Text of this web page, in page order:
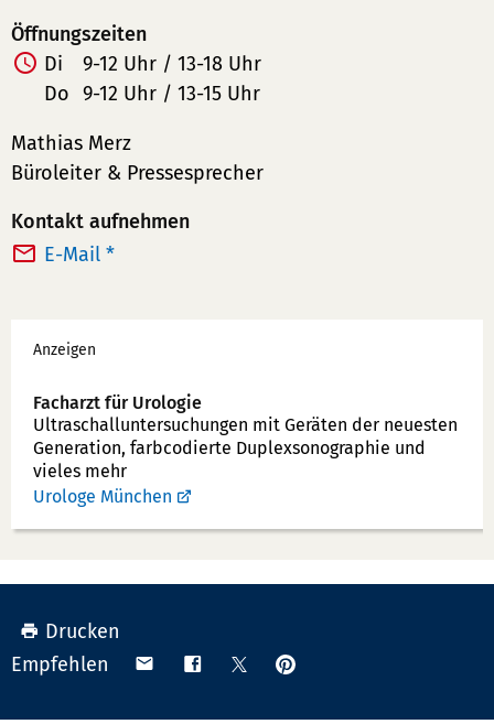
Öffnungszeiten
Di
9-12 Uhr / 13-18 Uhr
Do 9-12 Uhr / 13-15 Uhr
Mathias Merz
Büroleiter & Pressesprecher
Kontakt aufnehmen
E-Mail *
Werbung
Anzeigen
Facharzt für Urologie
Ultraschallunter­suchungen mit Geräten der neuesten
Generation, farbcodierte Duplex­sonographie und
vieles mehr
Urologe München
Drucken
Empfehlen
Teilen Teilen TeilenAnpinnen